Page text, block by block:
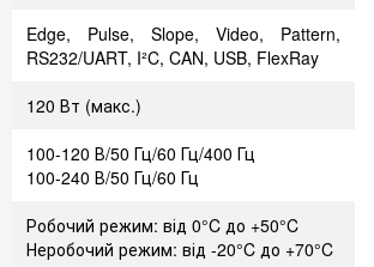
Edge, Pulse, Slope, Video, Pattern,
RS232/UART, I²C, CAN, USB, FlexRay
120 Вт (макс.)
100-120 В/50 Гц/60 Гц/400 Гц
100-240 В/50 Гц/60 Гц
Робочий режим: від 0°C до +50°C
Неробочий режим: від -20°C до +70°C